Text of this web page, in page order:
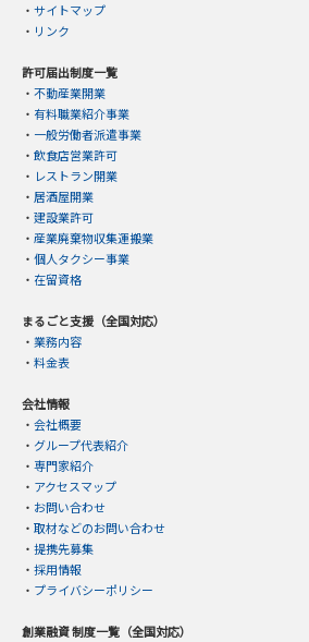
・ サイトマップ
・ リンク
許可届出制度一覧
・ 不動産業開業
・ 有料職業紹介事業
・ 一般労働者派遣事業
・ 飲食店営業許可
・ レストラン開業
・ 居酒屋開業
・ 建設業許可
・ 産業廃棄物収集運搬業
・ 個人タクシー事業
・ 在留資格
まるごと支援（全国対応）
・ 業務内容
・ 料金表
会社情報
・ 会社概要
・ グループ代表紹介
・ 専門家紹介
・ アクセスマップ
・ お問い合わせ
・ 取材などのお問い合わせ
・ 提携先募集
・ 採用情報
・ プライバシーポリシー
創業融資 制度一覧（全国対応）